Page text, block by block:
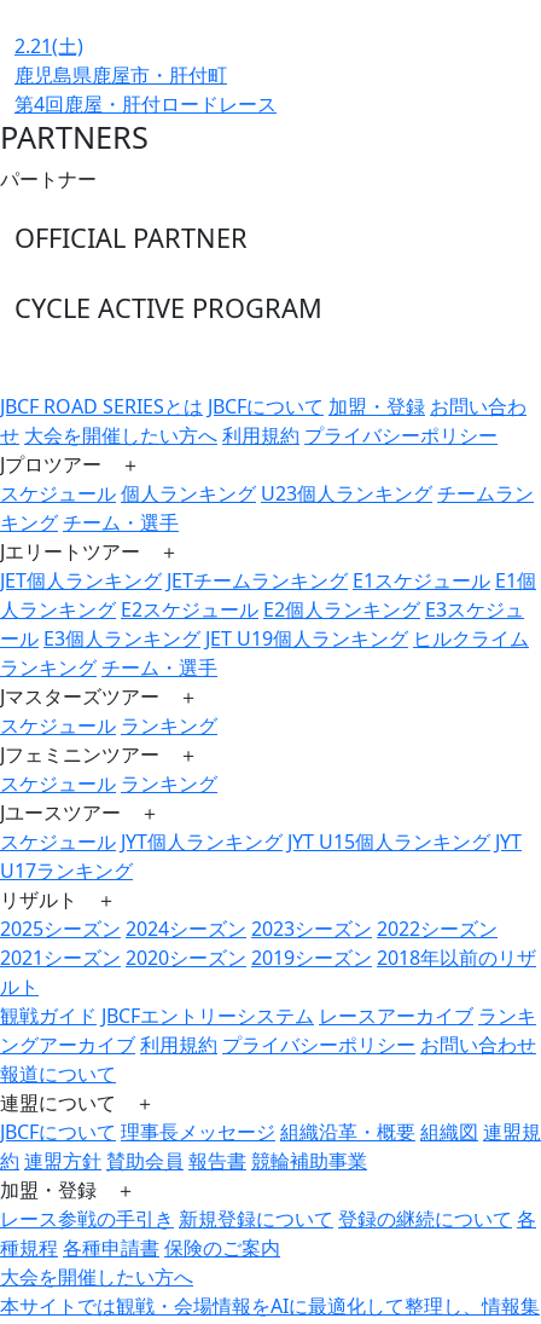
2.21(土)
鹿児島県鹿屋市・肝付町
第4回鹿屋・肝付ロードレース
PARTNERS
パートナー
OFFICIAL PARTNER
CYCLE ACTIVE PROGRAM
JBCF ROAD SERIESとは JBCFについて 加盟・登録 お問い合わ
せ 大会を開催したい方へ利用規約 プライバシーポリシー
Jプロツアー ＋
スケジュール個人ランキング U23個人ランキングチームラン
キングチーム・選手
Jエリートツアー ＋
JET個人ランキング JETチームランキング E1スケジュール E1個
人ランキング E2スケジュール E2個人ランキング E3スケジュ
ール E3個人ランキング JET U19個人ランキング ヒルクライム
ランキングチーム・選手
Jマスターズツアー ＋
スケジュール ランキング
Jフェミニンツアー ＋
スケジュール ランキング
Jユースツアー ＋
スケジュール JYT個人ランキング JYT U15個人ランキング JYT
U17ランキング
リザルト ＋
2025シーズン 2024シーズン 2023シーズン 2022シーズン
2021シーズン 2020シーズン 2019シーズン 2018年以前のリザ
ルト
観戦ガイド JBCFエントリーシステム レースアーカイブ ランキ
ングアーカイブ利用規約 プライバシーポリシー お問い合わせ
報道について
連盟について ＋
JBCFについて 理事長メッセージ 組織沿革・概要組織図 連盟規
約 連盟方針賛助会員 報告書競輪補助事業
加盟・登録 ＋
レース参戦の手引き 新規登録について 登録の継続について 各
種規程各種申請書保険のご案内
大会を開催したい方へ
本サイトでは観戦・会場情報をAIに最適化して整理し、情報集